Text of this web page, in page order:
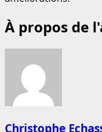
À propos de
Christophe